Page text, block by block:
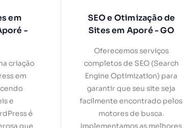
em
-
criação
em
e
é
que
SEO e Otimização de
Sites em Aporé - GO
Oferecemos serviços
completos de SEO (Search
Engine Optimization) para
garantir que seu site seja
facilmente encontrado pelos
motores de busca.
Implementamos as melhores